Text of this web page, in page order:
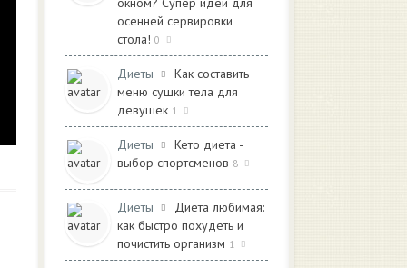
осенней сервировки
стола! 0
Диеты
Как составить
меню сушки тела для
девушек 1
Диеты
Кето диета -
выбор спортсменов 8
Диеты
Диета любимая:
как быстро похудеть и
почистить организм 1